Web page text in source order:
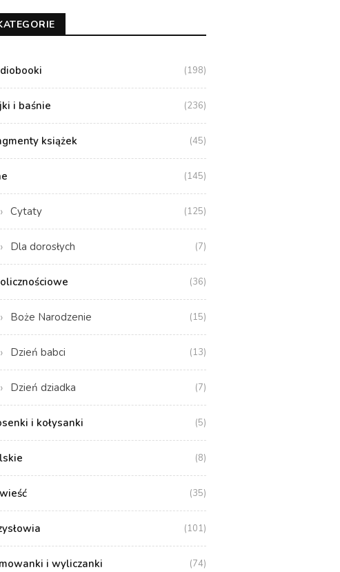
(198)
i baśnie (236)
książek (45)
(145)
Cytaty (125)
Dla dorosłych (7)
(36)
Boże Narodzenie (15)
Dzień babci (13)
Dzień dziadka (7)
i kołysanki (5)
(8)
(35)
(101)
i wyliczanki (74)